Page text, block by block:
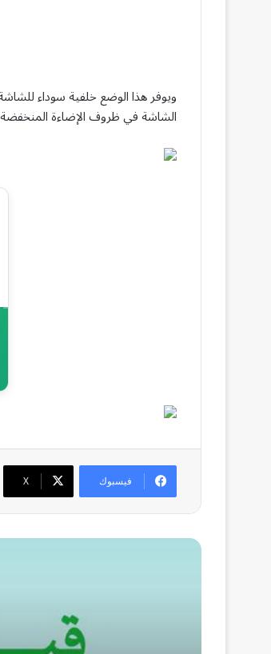
ويوفر هذا الوضع خلفية سوداء
الشاشة في ظروف الإضاءة
فيسبوك ‫X